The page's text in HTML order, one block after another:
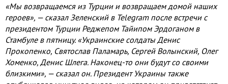
«Мы возвращаемся из Турции и возвращаем домой наших
героев», — сказал Зеленский в Telegram после встречи с
президентом Турции Реджепом Тайипом Эрдоганом в
Стамбуле в пятницу. «Украинские солдаты Денис
Прокопенко, Святослав Паламарь, Сергей Волынский, Олег
Хоменко, Денис Шлега. Наконец-то они будут со своими
близкими», — сказал он. Президент Украины также